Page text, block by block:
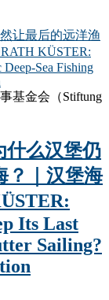
基金会（Stiftung
什么汉堡仍
？｜汉堡海
Its Last
Sailing?